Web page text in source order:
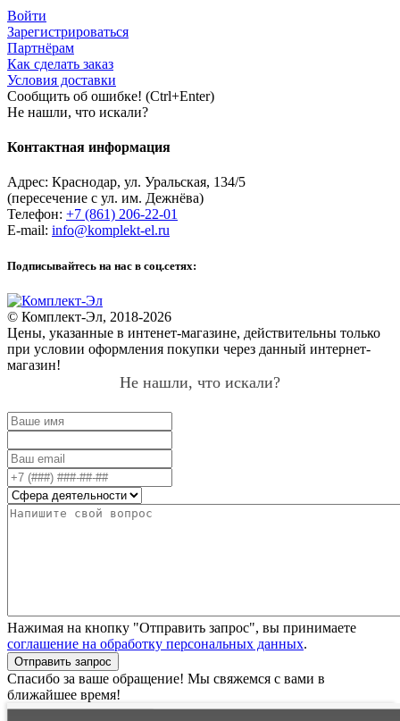
Войти
Зарегистрироваться
Партнёрам
Как сделать заказ
Условия доставки
Сообщить об ошибке! (Ctrl+Enter)
Не нашли, что искали?
Контактная информация
Адрес: Краснодар, ул. Уральская, 134/5
(пересечение с ул. им. Дежнёва)
Телефон: +7 (861) 206-22-01
E-mail: info@komplekt-el.ru
Подписывайтесь на нас в соц.сетях:
© Комплект-Эл, 2018-2026
Цены, указанные в интенет-магазине, действительны только
при условии оформления покупки через данный интернет-
магазин!
Не нашли, что искали?
Нажимая на кнопку "Отправить запрос", вы принимаете
соглашение на обработку персональных данных.
Отправить запрос
Спасибо за ваше обращение! Мы свяжемся с вами в
ближайшее время!